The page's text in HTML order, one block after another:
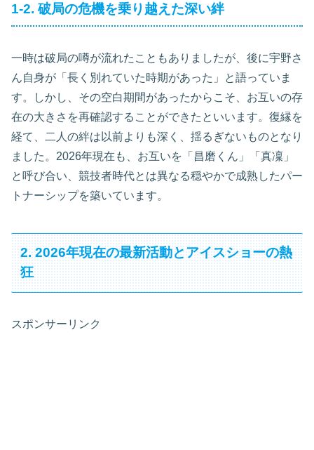
1-2. 破局の危機を乗り越えた深い絆
一時は破局の噂が流れたこともありましたが、後に宇野さ
ん自身が「長く別れていた時期があった」と語っていま
す。しかし、その空白期間があったからこそ、お互いの存
在の大きさを再確認することができたといいます。復縁を
経て、二人の絆は以前よりも深く、揺るぎないものとなり
ました。2026年現在も、お互いを「昌磨くん」「真凜」
と呼び合い、競技者時代とは異なる穏やかで成熟したパー
トナーシップを築いています。
2. 2026年現在の最新活動とアイスショーの熱
狂
スポンサーリンク